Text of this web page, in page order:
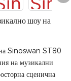
шоу на
на Sinoswan ST80
на музикални
сценична